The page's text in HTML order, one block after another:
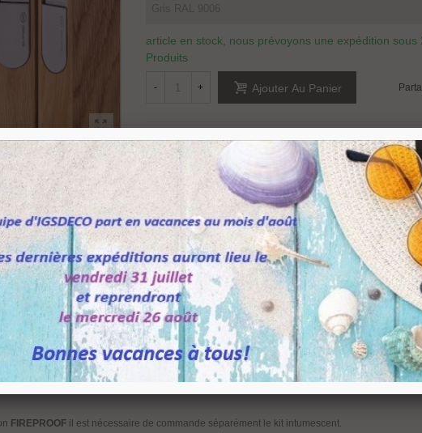
article en stock, nous prévoyons une expédition sous
Produits
- + Ajouter Au Panier
Référence: IN05062
Marque:
JNF
Ajouter À La Liste De Souhaits
175 la paumelle invisible3D ajustement Hauteur 177 mm.
pour porte affleurante en bois.
la porte avec 2 paumelles : 80 kg - Avec 3 paumelles 90 kg.
avec capots cache vis en nylon gris ou noir.
une variante en fonction de votre décoration avec des capots a visser finitions :
cuivre, titanium doré ou titanium noir pour occulter les vis de fixation.
FIREPROOF il est nécessaire de commande séparément le kit intumescent.